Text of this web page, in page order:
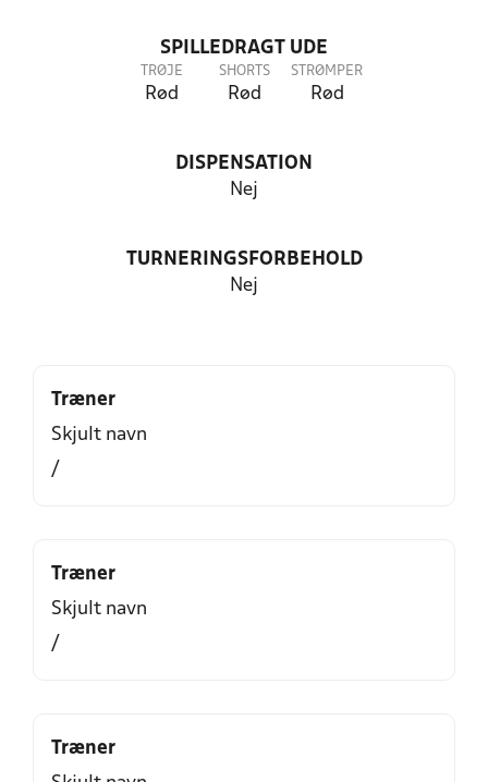
SPILLEDRAGT UDE
TRØJE
Rød
SHORTS
Rød
STRØMPER
Rød
DISPENSATION
Nej
TURNERINGSFORBEHOLD
Nej
Træner
Skjult navn
/
Træner
Skjult navn
/
Træner